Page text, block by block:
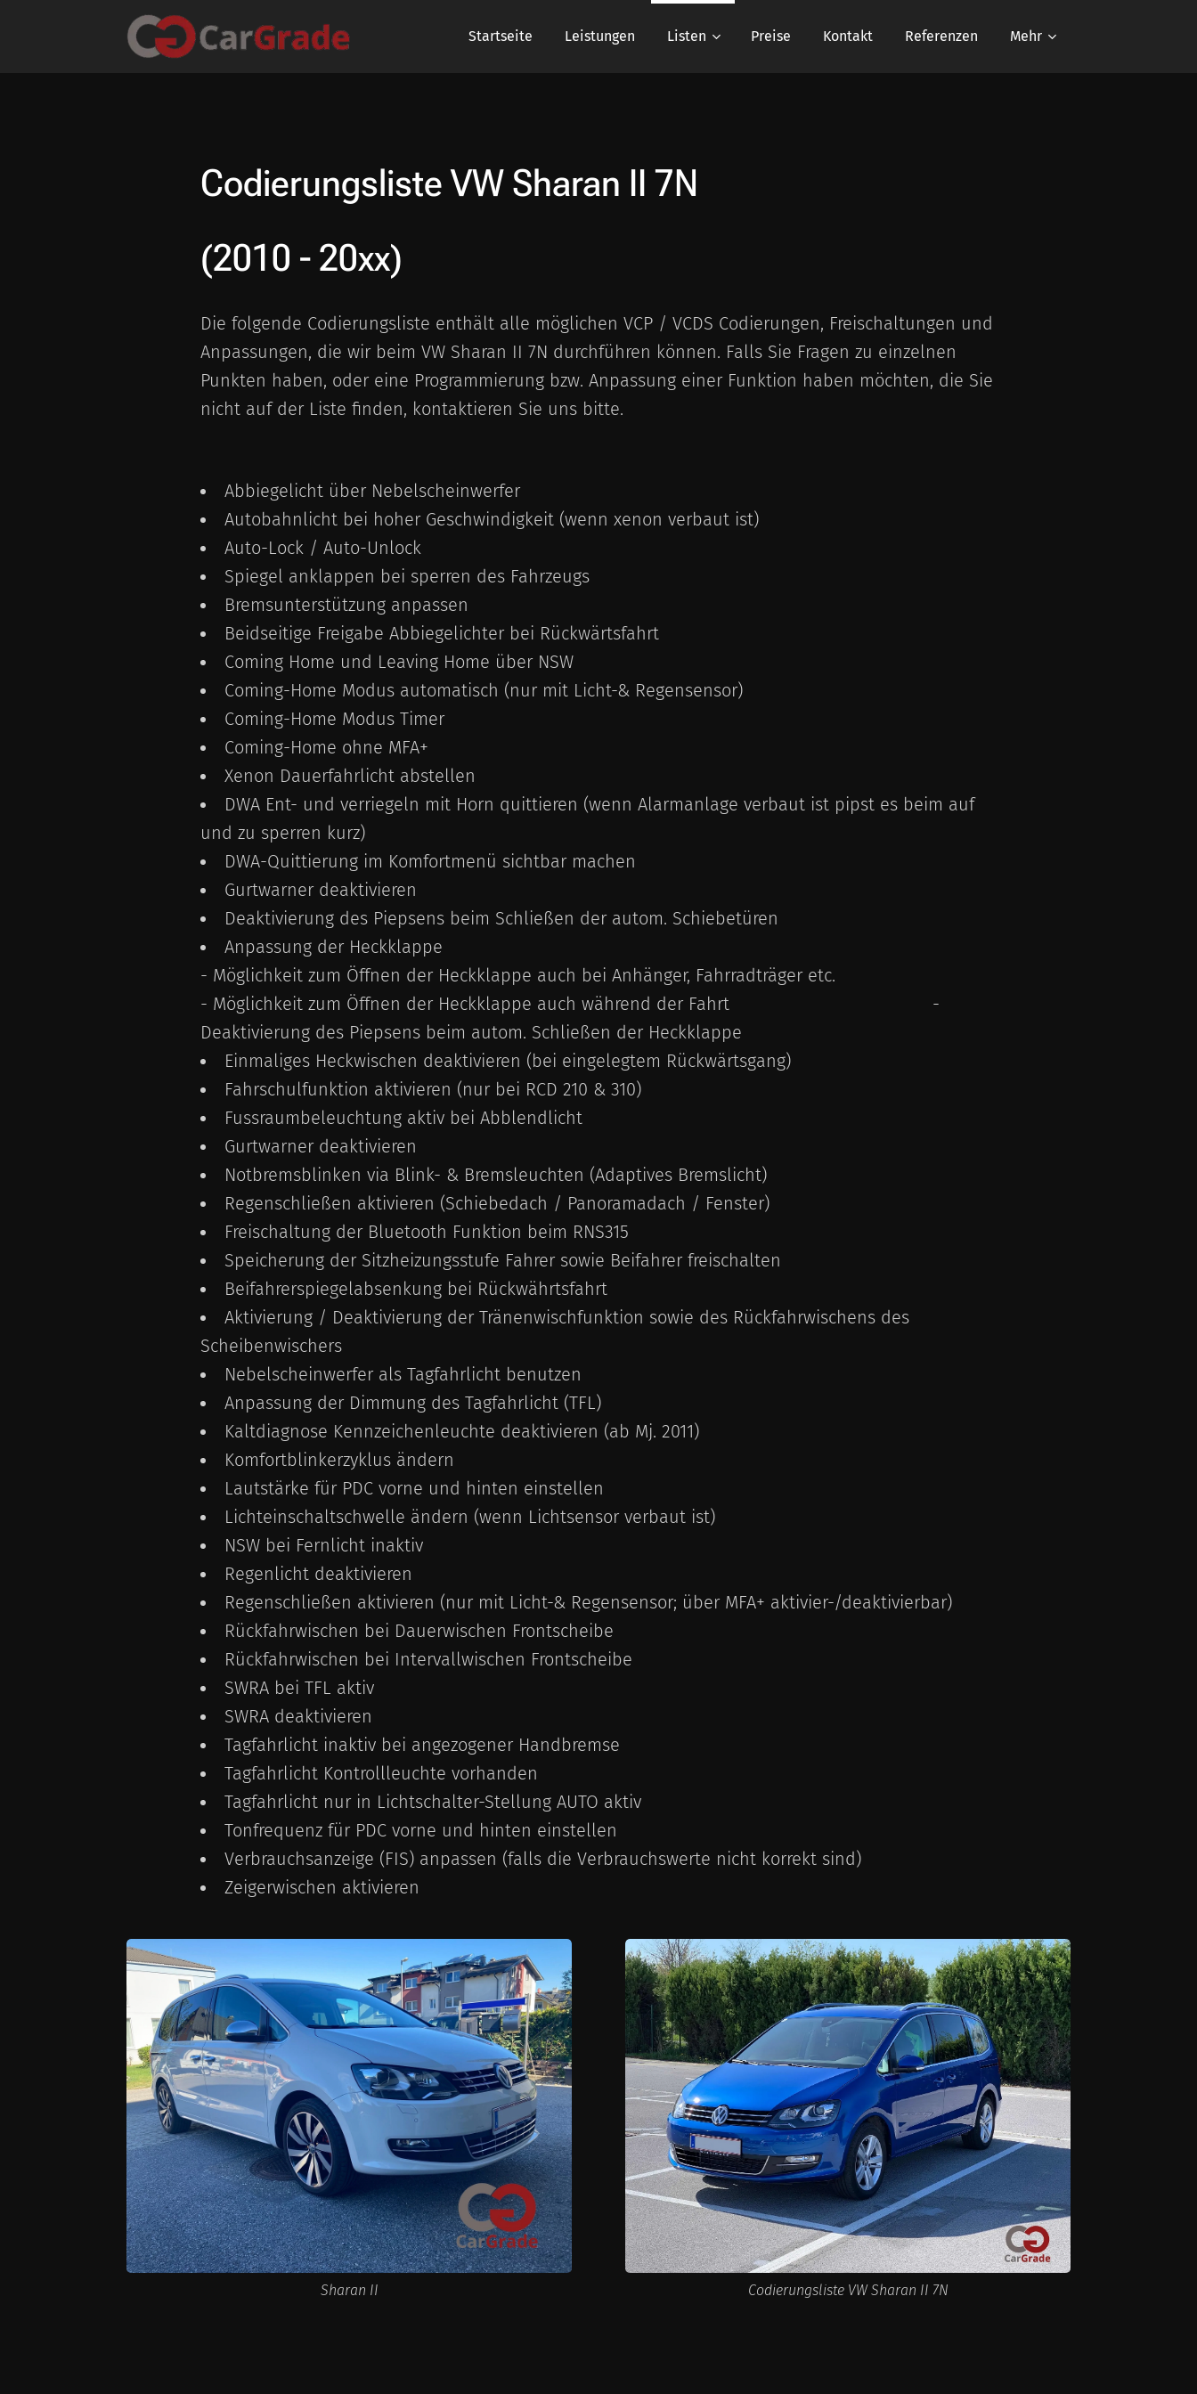
Startseite Leistungen Listen Preise Kontakt Referenzen Mehr
CodierungslisteVW Sharan II 7N
(2010 - 20xx)
Die folgende Codierungsliste enthält alle möglichen VCP / VCDS Codierungen, Freischaltungen und
Anpassungen, die wir beim VW Sharan II 7N durchführen können. Falls Sie Fragen zu einzelnen
Punkten haben, oder eine Programmierung bzw. Anpassung einer Funktion haben möchten, die Sie
nicht auf der Liste finden, kontaktieren Sie uns bitte.
Abbiegelicht über Nebelscheinwerfer
Autobahnlicht bei hoher Geschwindigkeit (wenn xenon verbaut ist)
Auto-Lock / Auto-Unlock
Spiegel anklappen bei sperren des Fahrzeugs
Bremsunterstützung anpassen
Beidseitige Freigabe Abbiegelichter bei Rückwärtsfahrt
Coming Home und Leaving Home über NSW
Coming-Home Modus automatisch (nur mit Licht-& Regensensor)
Coming-Home Modus Timer
Coming-Home ohne MFA+
Xenon Dauerfahrlicht abstellen
DWA Ent- und verriegeln mit Horn quittieren (wenn Alarmanlage verbaut ist pipst es beim auf
und zu sperren kurz)
DWA-Quittierung im Komfortmenü sichtbar machen
Gurtwarner deaktivieren
Deaktivierung des Piepsens beim Schließen der autom. Schiebetüren
Anpassung der Heckklappe
- Möglichkeit zum Öffnen der Heckklappe auch bei Anhänger, Fahrradträger etc.
- Möglichkeit zum Öffnen der Heckklappe auch während der Fahrt -
Deaktivierung des Piepsens beim autom. Schließen der Heckklappe
Einmaliges Heckwischen deaktivieren (bei eingelegtem Rückwärtsgang)
Fahrschulfunktion aktivieren (nur bei RCD 210 & 310)
Fussraumbeleuchtung aktiv bei Abblendlicht
Gurtwarner deaktivieren
Notbremsblinken via Blink- & Bremsleuchten (Adaptives Bremslicht)
Regenschließen aktivieren (Schiebedach / Panoramadach / Fenster)
Freischaltung der Bluetooth Funktion beim RNS315
Speicherung der Sitzheizungsstufe Fahrer sowie Beifahrer freischalten
Beifahrerspiegelabsenkung bei Rückwährtsfahrt
Aktivierung / Deaktivierung der Tränenwischfunktion sowie des Rückfahrwischens des
Scheibenwischers
Nebelscheinwerfer als Tagfahrlicht benutzen
Anpassung der Dimmung des Tagfahrlicht (TFL)
Kaltdiagnose Kennzeichenleuchte deaktivieren (ab Mj. 2011)
Komfortblinkerzyklus ändern
Lautstärke für PDC vorne und hinten einstellen
Lichteinschaltschwelle ändern (wenn Lichtsensor verbaut ist)
NSW bei Fernlicht inaktiv
Regenlicht deaktivieren
Regenschließen aktivieren (nur mit Licht-& Regensensor; über MFA+ aktivier-/deaktivierbar)
Rückfahrwischen bei Dauerwischen Frontscheibe
Rückfahrwischen bei Intervallwischen Frontscheibe
SWRA bei TFL aktiv
SWRA deaktivieren
Tagfahrlicht inaktiv bei angezogener Handbremse
Tagfahrlicht Kontrollleuchte vorhanden
Tagfahrlicht nur in Lichtschalter-Stellung AUTO aktiv
Tonfrequenz für PDC vorne und hinten einstellen
Verbrauchsanzeige (FIS) anpassen (falls die Verbrauchswerte nicht korrekt sind)
Zeigerwischen aktivieren
Sharan II Codierungsliste VW Sharan II 7N